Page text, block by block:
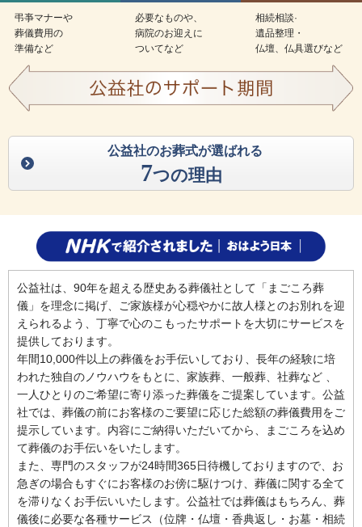
弔亊マナーや
葬儀費用の
準備など
必要なものや、
病院のお迎えに
ついてなど
相続相談·
遺品整理・
仏壇、仏具選びなど
公益社のお葬式が選ばれる
7つの理由
公益社は、90年を超える歴史ある葬儀社として「まごころ葬
儀」を理念に掲げ、ご家族様が心穏やかに故人様とのお別れを迎
えられるよう、丁寧で心のこもったサポートを大切にサービスを
提供しております。
年間10,000件以上の葬儀をお手伝いしており、長年の経験に培
われた独自のノウハウをもとに、家族葬、一般葬、社葬など 、
一人ひとりのご希望に寄り添った葬儀をご提案しています。公益
社では、葬儀の前にお客様のご要望に応じた総額の葬儀費用をご
提示しています。内容にご納得いただいてから、まごころを込め
て葬儀のお手伝いをいたします。
また、専門のスタッフが24時間365日待機しておりますので、お
急ぎの場合もすぐにお客様のお傍に駆けつけ、葬儀に関する全て
を滞りなくお手伝いいたします。公益社では葬儀はもちろん、葬
儀後に必要な各種サービス（位牌・仏壇・香典返し・お墓・相続